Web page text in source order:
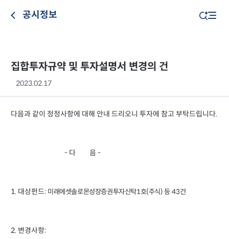
공시정보
집합투자규약 및 투자설명서 변경의 건
2023.02.17
다음과 같이 정정사항에 대해 안내 드리오니 투자에 참고 부탁드립니다.
- 다 음 -
1. 대상펀드: 미래에셋솔로몬성장증권투자신탁1호(주식)등 43건
2. 변경사항: